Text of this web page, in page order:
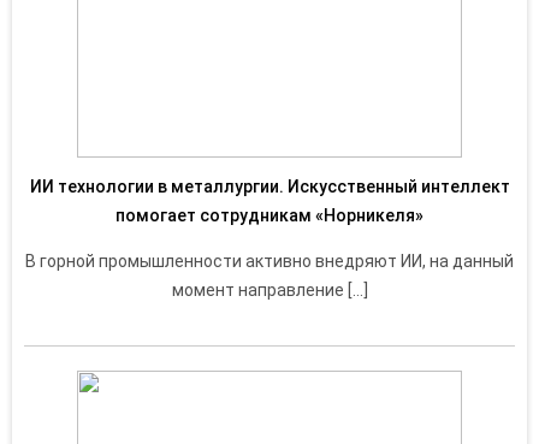
ИИ технологии в металлургии. Искусственный интеллект
помогает сотрудникам «Норникеля»
В горной промышленности активно внедряют ИИ, на данный
момент направление […]